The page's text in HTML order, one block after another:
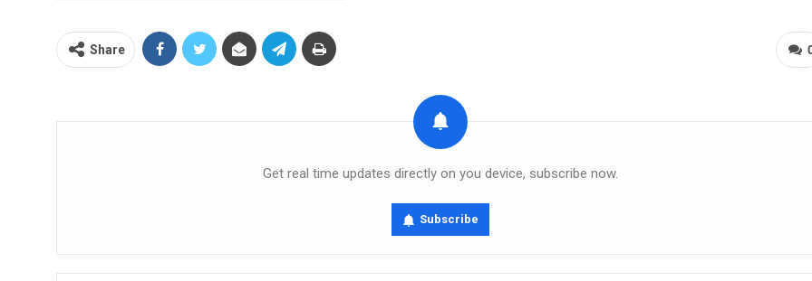
Share
Get real time updates directly on you device, subscribe now.
Subscribe